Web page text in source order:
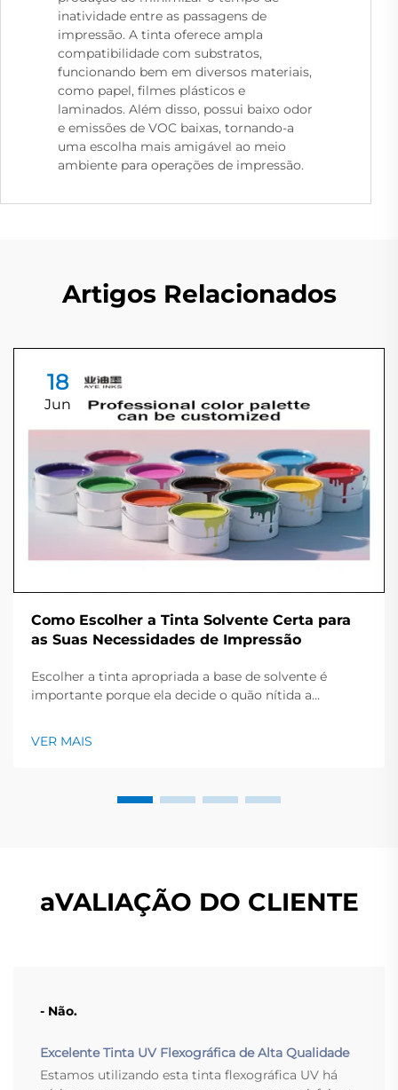
inatividade entre as passagens de
impressão. A tinta oferece ampla
compatibilidade com substratos,
funcionando bem em diversos materiais,
como papel, filmes plásticos e
laminados. Além disso, possui baixo odor
e emissões de VOC baixas, tornando-a
uma escolha mais amigável ao meio
ambiente para operações de impressão.
Artigos Relacionados
18
Jun
Como Escolher a Tinta Solvente Certa para
as Suas Necessidades de Impressão
Escolher a tinta apropriada a base de solvente é
importante porque ela decide o quão nítida a
uma visão geral dos principais tipos de tinta, os
VER MAIS
aVALIAÇÃO DO CLIENTE
- Não.
Excelente Tinta UV Flexográfica de Alta Qualidade
Estamos utilizando esta tinta flexográfica UV há